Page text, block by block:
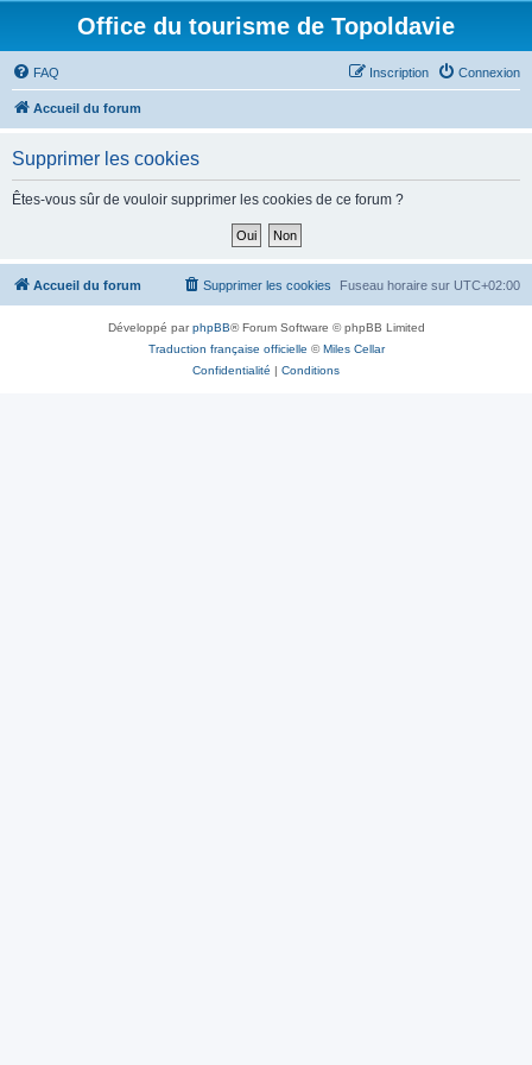
Office du tourisme de Topoldavie
FAQ Connexion
Inscription
Accueil du forum
Supprimer les cookies
Êtes-vous sûr de vouloir supprimer les cookies de ce forum ?
Accueil du forum Fuseau horaire sur UTC+02:00
Supprimer les cookies
Développé parphpBB® Forum Software © phpBB Limited
Traduction française officielle ©Miles Cellar
Confidentialité | Conditions